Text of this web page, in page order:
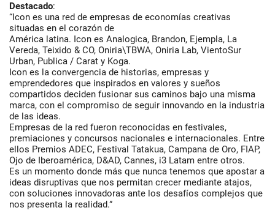
Destacado:
“Icon es una red de empresas de economías creativas
situadas en el corazón de
América latina. Icon es Analogica, Brandon, Ejempla, La
Vereda, Teixido & CO, Oniria\TBWA, Oniria Lab, VientoSur
Urban, Publica / Carat y Koga.
Icon es la convergencia de historias, empresas y
emprendedores que inspirados en valores y sueños
compartidos deciden fusionar sus caminos bajo una misma
marca, con el compromiso de seguir innovando en la industria
de las ideas.
Empresas de la red fueron reconocidas en festivales,
premiaciones y concursos nacionales e internacionales. Entre
ellos Premios ADEC, Festival Tatakua, Campana de Oro, FIAP,
Ojo de Iberoamérica, D&AD, Cannes, i3 Latam entre otros.
Es un momento donde más que nunca tenemos que apostar a
ideas disruptivas que nos permitan crecer mediante atajos,
con soluciones innovadoras ante los desafíos complejos que
nos presenta la realidad.”